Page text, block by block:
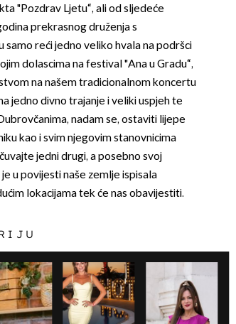
"Pozdrav Ljetu“, ali od sljedeće
prekrasnog druženja s
reći jedno veliko hvala na podršci
dolascima na festival "Ana u Gradu“,
na našem tradicionalnom koncertu
jedno divno trajanje i veliki uspjeh te
nadam se, ostaviti lijepe
kao i svim njegovim stanovnicima
jedni drugi, a posebno svoj
u povijesti naše zemlje ispisala
lokacijama tek će nas obavijestiti.